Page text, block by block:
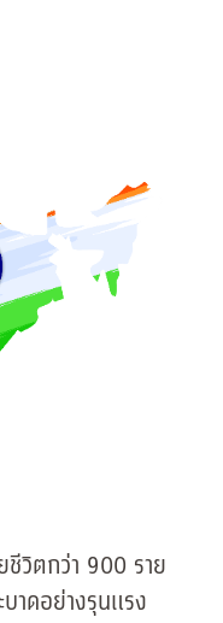
ชีวิตกว่า 900 ราย
าดอย่างรุนแรง